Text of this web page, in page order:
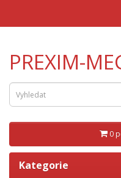
PREXIM-
0
Kategorie